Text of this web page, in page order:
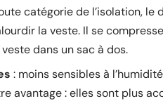
catégorie de l’isolation,
la veste. Il se
dans un sac à dos.
: moins sensibles à
avantage : elles sont plus